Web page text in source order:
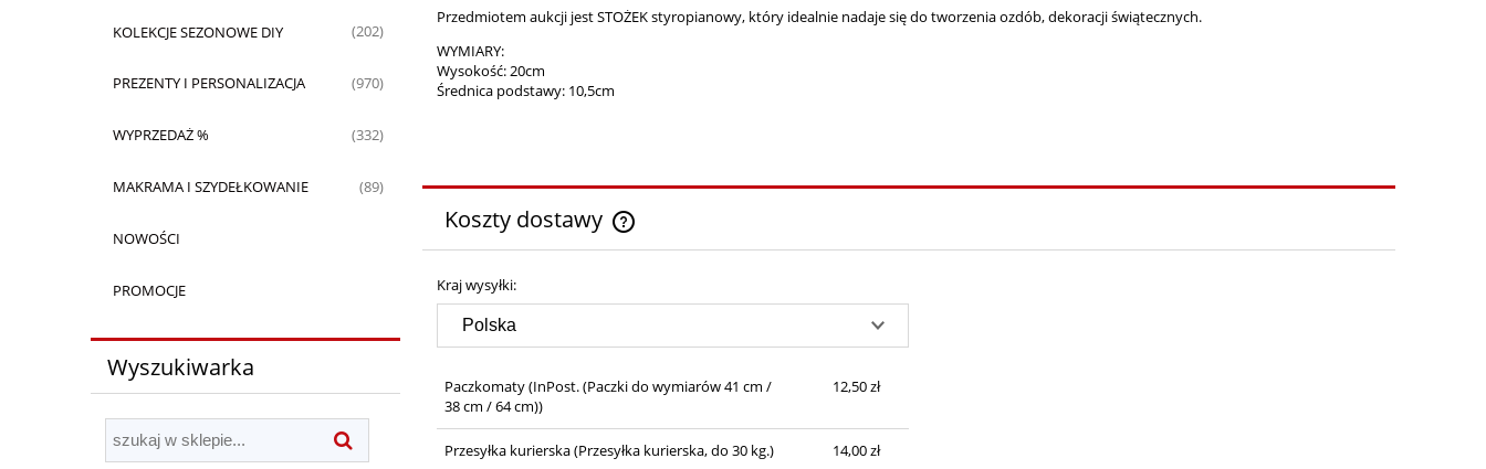
KOLEKCJE SEZONOWE DIY (202)
PREZENTY I PERSONALIZACJA (970)
WYPRZEDAŻ % (332)
MAKRAMA I SZYDEŁKOWANIE (89)
NOWOŚCI
PROMOCJE
Wyszukiwarka
Przedmiotem aukcji jest STOŻEK styropianowy, który idealnie nadaje się do tworzenia ozdób, dekoracji świątecznych.
WYMIARY:
Wysokość: 20cm
Średnica podstawy: 10,5cm
Koszty dostawy
Kraj wysyłki:
Paczkomaty(InPost. (Paczki do wymiarów 41 cm /
38 cm / 64 cm))
12,50 zł
Przesyłka kurierska(Przesyłka kurierska, do 30 kg.) 14,00 zł